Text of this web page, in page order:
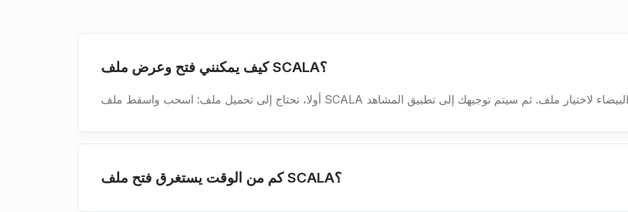
كيف يمكنني فتح وعرض ملف SCALA؟
كم من الوقت يستغرق فتح ملف SCALA؟